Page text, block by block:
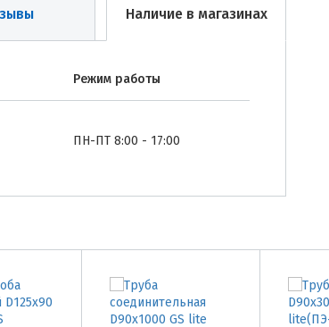
Наличие в магазинах
Режим работы
ПН-ПТ 8:00 - 17:00